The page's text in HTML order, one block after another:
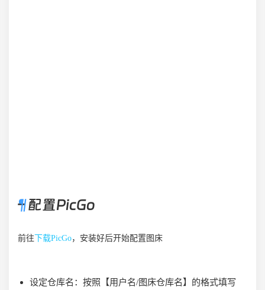
– 配置PicGo
前往 下载PicGo，安装好后开始配置图床
设定仓库名： 按照【用户名/图床仓库名】的格式填写